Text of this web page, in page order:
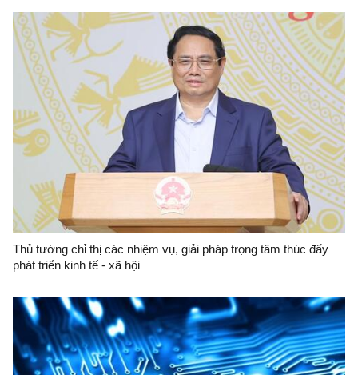
Thủ tướng chỉ thị các nhiệm vụ, giải pháp trọng tâm thúc đẩy
phát triển kinh tế - xã hội